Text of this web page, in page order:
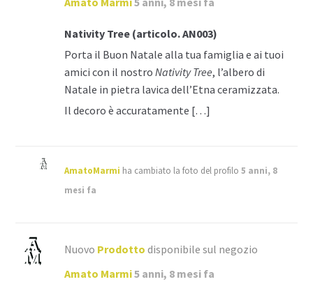
Nativity Tree (articolo. AN003)
Porta il Buon Natale alla tua famiglia e ai tuoi
amici con il nostroNativity Tree, l’albero di
Natale in pietra lavica dell’Etna ceramizzata.
Il decoro è accuratamente […]
AmatoMarmi ha cambiato la foto del profilo5 anni, 8
mesi fa
Nuovo Prodotto disponibile sul negozio
Amato Marmi5 anni, 8 mesi fa